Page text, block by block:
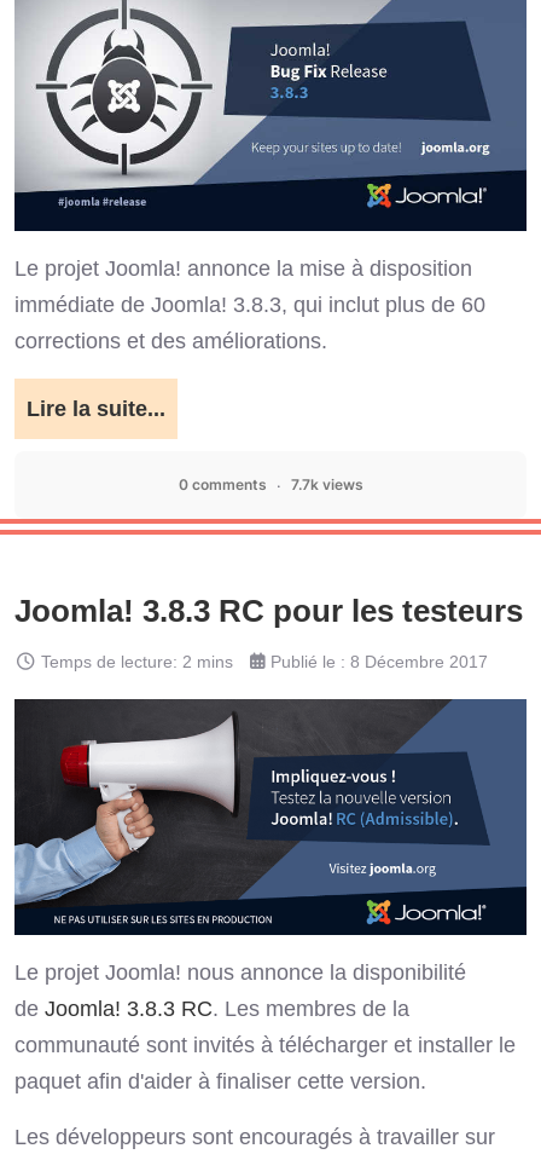
Le projet Joomla! annonce la mise à disposition
immédiate de Joomla! 3.8.3, qui inclut plus de 60
corrections et des améliorations.
Lire la suite...
0 comments 7.7k views
Joomla! 3.8.3 RC pour les testeurs
Temps de lecture: 2 mins Publié le : 8 Décembre 2017
Le projet Joomla! nous annonce la disponibilité
de Joomla! 3.8.3 RC. Les membres de la
communauté sont invités à télécharger et installer le
paquet afin d'aider à finaliser cette version.
Les développeurs sont encouragés à travailler sur